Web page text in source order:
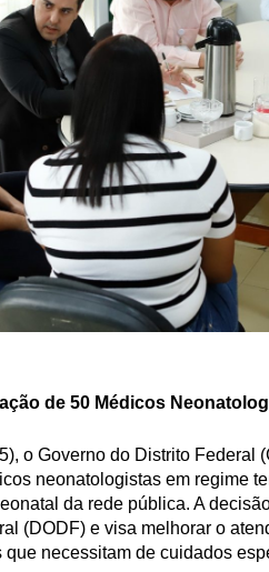
de 50 Médicos
o Governo do Distrito Federal
neonatologistas em regime
da rede pública. A
(DODF) e visa melhorar o
necessitam de cuidados